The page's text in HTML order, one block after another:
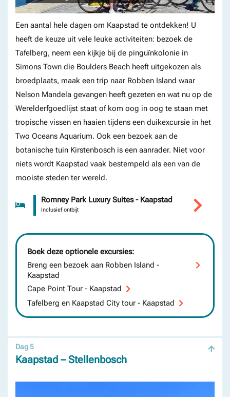
Een aantal hele dagen om Kaapstad te ontdekken! U
heeft de keuze uit vele leuke activiteiten: bezoek de
Tafelberg, neem een kijkje bij de pinguïnkolonie in
Simons Town die Boulders Beach heeft uitgekozen als
broedplaats, maak een trip naar Robben Island waar
Nelson Mandela gevangen heeft gezeten en wat nu op de
Werelderfgoedlijst staat of kom oog in oog te staan met
tropische vissen en haaien tijdens een duikexcursie in het
Two Oceans Aquarium. Ook een bezoek aan de
botanische tuin Kirstenbosch is een aanrader. Niet voor
niets wordt Kaapstad vaak bestempeld als een van de
mooiste steden ter wereld.
Romney Park Luxury Suites - Kaapstad
Inclusief ontbijt
Boek deze optionele excursies:
Breng een bezoek aan Robben Island -
Kaapstad
Cape Point Tour - Kaapstad
Tafelberg en Kaapstad City tour - Kaapstad
Kaapstad – Stellenbosch
Dag 5